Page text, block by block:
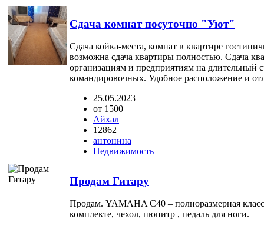
Сдача комнат посуточно "Уют"
Сдача койка-места, комнат в квартире
возможна сдача квартиры полностью. Сдача
организациям и предприятиям на длительный
командировочных. Удобное расположение и
25.05.2023
от 1500
Айхал
12862
антонина
Недвижимость
Продам Гитару
Продам. YAMAHA C40 – полноразмерная
комплекте, чехол, пюпитр , педаль для ноги.